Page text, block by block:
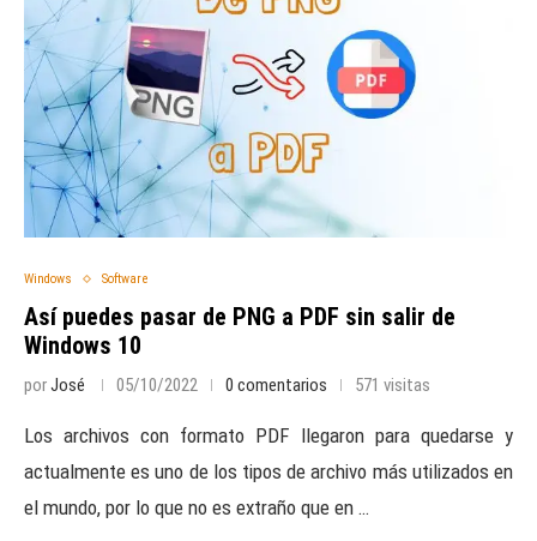
Windows Software
Así puedes pasar de PNG a PDF sin salir de
Windows 10
porJosé 05/10/2022 0 comentarios 571 visitas
Los archivos con formato PDF llegaron para quedarse y
actualmente es uno de los tipos de archivo más utilizados en
el mundo, por lo que no es extraño que en …